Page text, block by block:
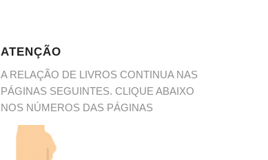
ATENÇÃO
A RELAÇÃO DE LIVROS CONTINUA NAS
PÁGINAS SEGUINTES. CLIQUE ABAIXO
NOS NÚMEROS DAS PÁGINAS